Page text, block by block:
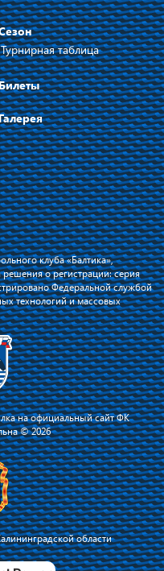
файлы cookie для
Яндекс.Метрика. Оставаясь
Турнирная таблица
клуба «Балтика»,
о регистрации: серия
Федеральной службой
технологий и массовых
на официальный сайт ФК
© 2026
области